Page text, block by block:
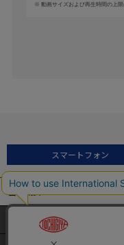
動画サイズおよび再生時間の上限
スマートフォン
特定商取引法に基づく表記
当サイトでは、アクセ
にクッキー（Cookie）を